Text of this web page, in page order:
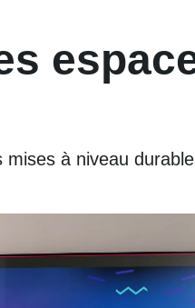
à niveau